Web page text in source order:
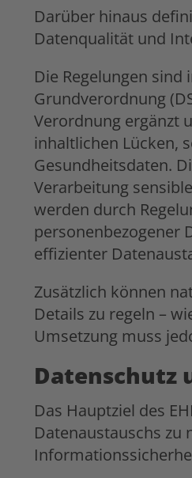
Darüber hinaus
Datenqualität und
Die Regelungen
Grundverordnung
Verordnung ergänzt
inhaltlichen Lücken,
Gesundheitsdaten.
Verarbeitung
werden durch
personenbezogener
effizienter
Zusätzlich können
Details zu regeln –
Umsetzung muss
Datenschutz
Das Hauptziel des
Datenaustauschs zu